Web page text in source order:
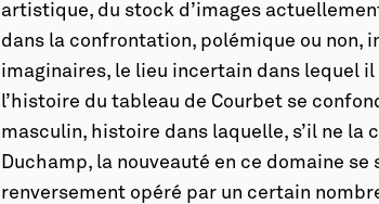
artistique, du stock d’images
dans la confrontation, polémique ou non,
imaginaires, le lieu incertain dans lequel
l’histoire du tableau de Courbet se
masculin, histoire dans laquelle, s’il ne la
Duchamp, la nouveauté en ce domaine
renversement opéré par un certain